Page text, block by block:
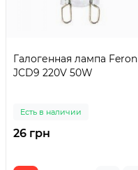
Галогенная лампа Feron
JCD9 220V 50W
Есть в наличии
26 грн